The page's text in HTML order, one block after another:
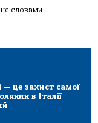
словами...
— це захист самої
в Італії